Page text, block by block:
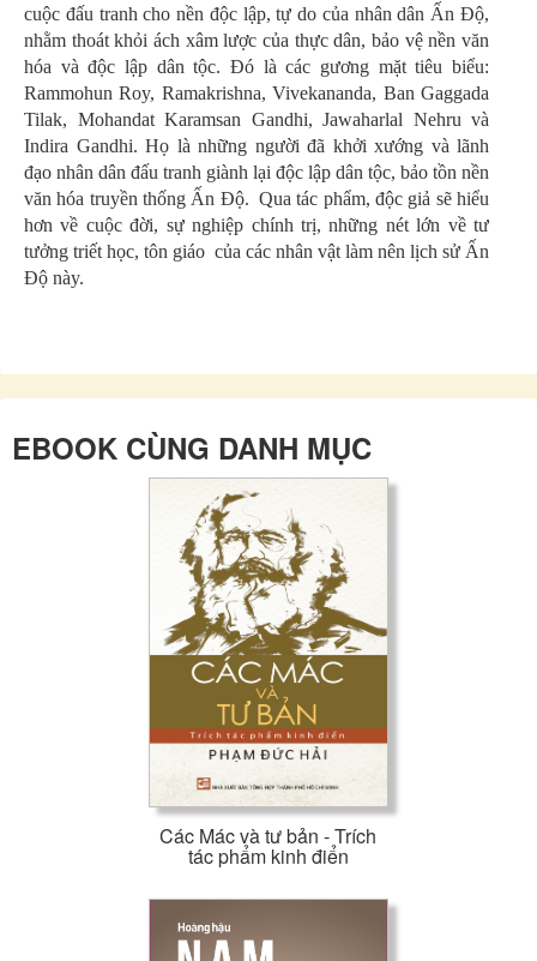
cuộc đấu tranh cho nền độc lập, tự do của nhân dân Ấn Độ,
nhằm thoát khỏi ách xâm lược của thực dân, bảo vệ nền văn
hóa và độc lập dân tộc. Đó là các gương mặt tiêu biểu:
Rammohun Roy, Ramakrishna, Vivekananda, Ban Gaggada
Tilak, Mohandat Karamsan Gandhi, Jawaharlal Nehru và
Indira Gandhi. Họ là những người đã khởi xướng và lãnh
đạo nhân dân đấu tranh giành lại độc lập dân tộc, bảo tồn nền
văn hóa truyền thống Ấn Độ. Qua tác phẩm, độc giả sẽ hiểu
hơn về cuộc đời, sự nghiệp chính trị, những nét lớn về tư
tưởng triết học, tôn giáo của các nhân vật làm nên lịch sử Ấn
Độ này.
EBOOK CÙNG DANH MỤC
Các Mác và tư bản - Trích
tác phẩm kinh điển